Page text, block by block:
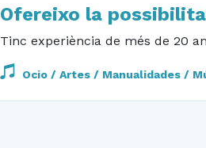
Ofereixo la
Tinc experiència de més de 20
Ocio / Artes / Manualidades /